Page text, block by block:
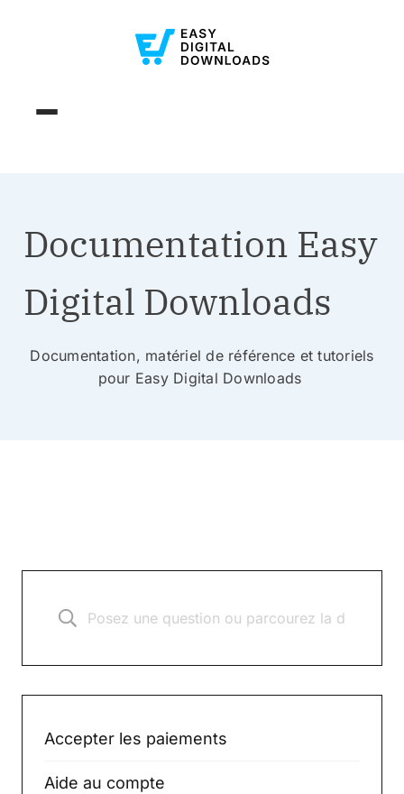
Documentation Easy
Digital Downloads
Documentation, matériel de référence et tutoriels
pour Easy Digital Downloads
Accepter les paiements
Aide au compte